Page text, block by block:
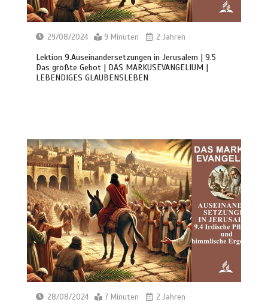
29/08/2024 9 Minuten 2 Jahren
Lektion 9.Auseinandersetzungen in Jerusalem | 9.5
Das größte Gebot | DAS MARKUSEVANGELIUM |
LEBENDIGES GLAUBENSLEBEN
28/08/2024 7 Minuten 2 Jahren